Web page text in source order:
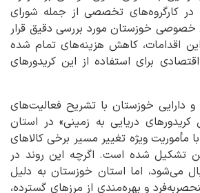
در کارگروه‌های تخصصی از جمله شورای
خوزستان مورد بررسی دقیق قرار
اقدامات، کاهش هزینه‌های تمام شده
برای استفاده از این کریدورهای
و دارایی خوزستان با تشریح فعالیت‌های
کریدورهای دریایی به زمینی» در استان
با مأموریت ویژه تغییر مسیر برخی کالاهای
تشکیل شده است. اگرچه این روند در
می‌شود، اما استان خوزستان به دلیل
و بهره‌مندی از مرزهای گسترده،